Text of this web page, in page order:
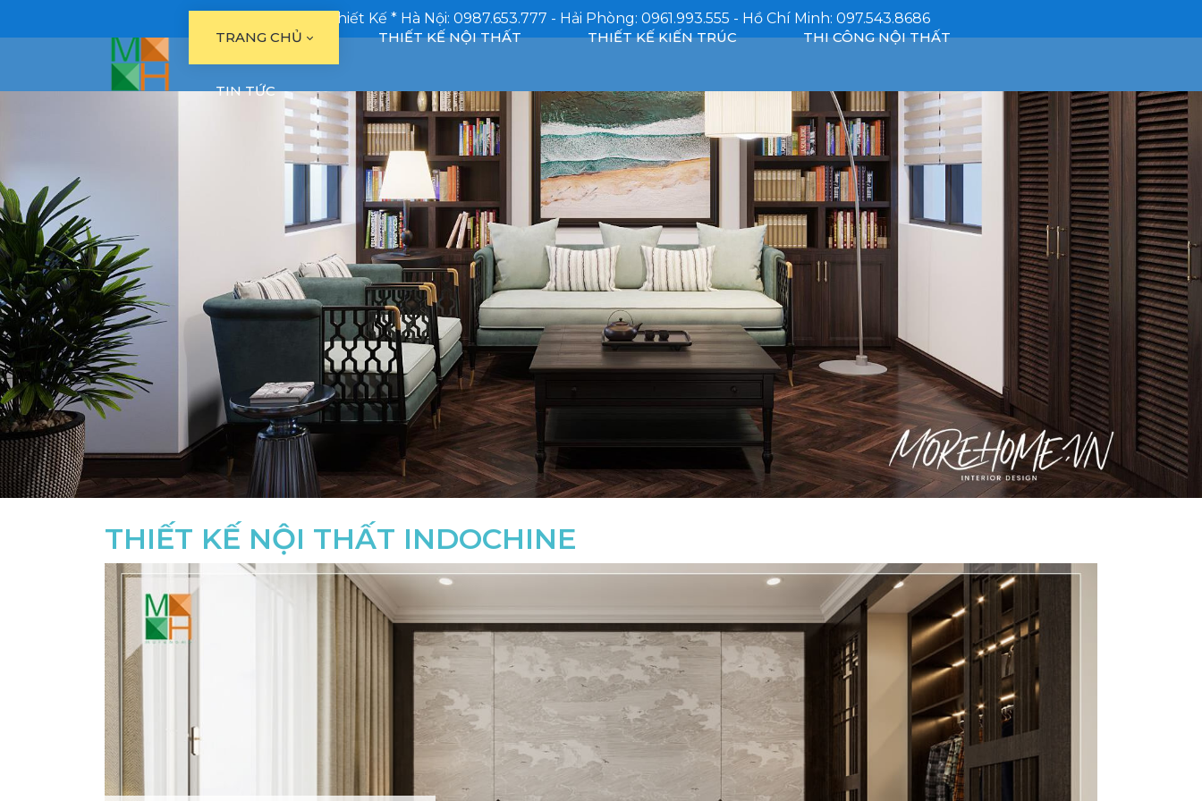
Tư Vấn Thiết Kế * Hà Nội: 0987.653.777 - Hải Phòng: 0961.993.555 - Hồ Chí Minh: 097.543.8686
TRANG CHỦ
THIẾT KẾ NỘI THẤT THIẾT KẾ KIẾN TRÚC THI CÔNG NỘI THẤT
TIN TỨC
THIẾT KẾ NỘI THẤT INDOCHINE